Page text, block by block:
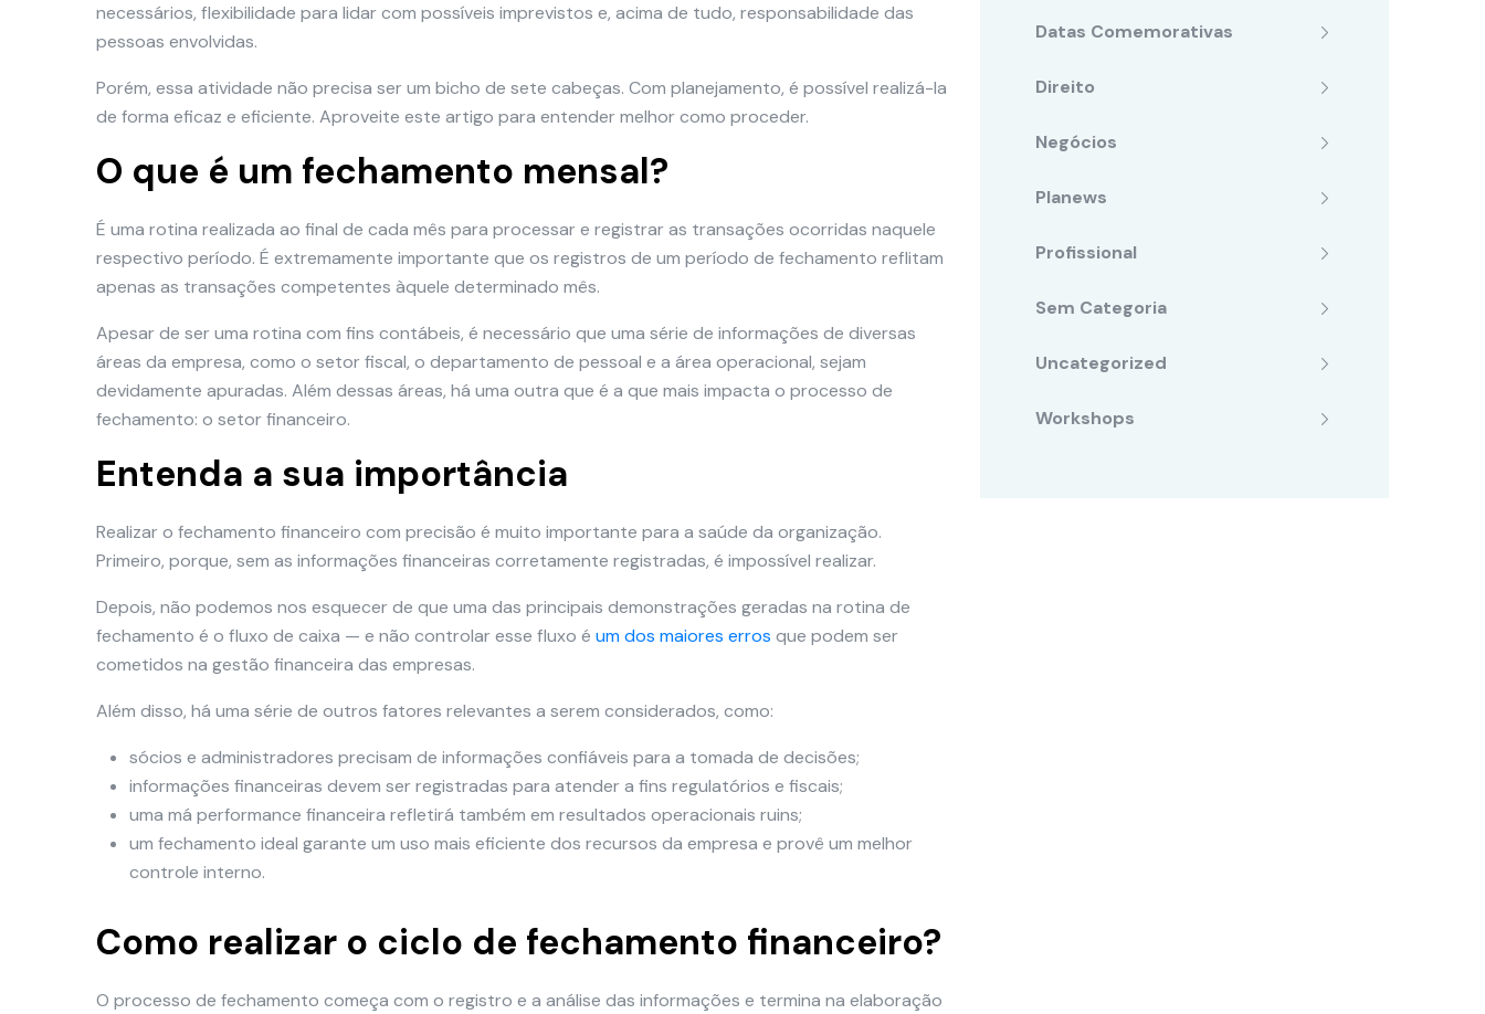
necessários, flexibilidade para lidar com possíveis imprevistos e, acima de tudo, responsabilidade das
pessoas envolvidas.
Porém, essa atividade não precisa ser um bicho de sete cabeças. Com planejamento, é possível realizá-la
de forma eficaz e eficiente. Aproveite este artigo para entender melhor como proceder.
O que é um fechamento mensal?
É uma rotina realizada ao final de cada mês para processar e registrar as transações ocorridas naquele
respectivo período. É extremamente importante que os registros de um período de fechamento reflitam
apenas as transações competentes àquele determinado mês.
Apesar de ser uma rotina com fins contábeis, é necessário que uma série de informações de diversas
áreas da empresa, como o setor fiscal, o departamento de pessoal e a área operacional, sejam
devidamente apuradas. Além dessas áreas, há uma outra que é a que mais impacta o processo de
fechamento: o setor financeiro.
Entenda a sua importância
Realizar o fechamento financeiro com precisão é muito importante para a saúde da organização.
Primeiro, porque, sem as informações financeiras corretamente registradas, é impossível realizar.
Depois, não podemos nos esquecer de que uma das principais demonstrações geradas na rotina de
fechamento é o fluxo de caixa — e não controlar esse fluxo é um dos maiores erros que podem ser
cometidos na gestão financeira das empresas.
Além disso, há uma série de outros fatores relevantes a serem considerados, como:
sócios e administradores precisam de informações confiáveis para a tomada de decisões;
informações financeiras devem ser registradas para atender a fins regulatórios e fiscais;
uma má performance financeira refletirá também em resultados operacionais ruins;
um fechamento ideal garante um uso mais eficiente dos recursos da empresa e provê um melhor
controle interno.
Como realizar o ciclo de fechamento financeiro?
O processo de fechamento começa com o registro e a análise das informações e termina na elaboração
Datas Comemorativas
Direito
Negócios
Planews
Profissional
Sem Categoria
Uncategorized
Workshops